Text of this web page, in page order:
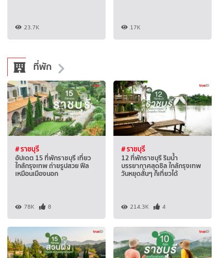
23.7K 17K
ที่พัก
# ราชบุรี
อัปเดต 15 ที่พักราชบุรี เที่ยว
ใกล้กรุงเทพ ถ่ายรูปสวย ฟีล
เหมือนเมืองนอก
78K 8
# ราชบุรี
12 ที่พักราชบุรี ริมน้ำ
บรรยากาศสุดชิล ใกล้กรุงเทพ
วันหยุดสั้นๆ ก็เที่ยวได้
214.3K 4